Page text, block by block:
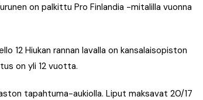
on palkittu Pro Finlandia -mitalilla vuonna
12 Hiukan rannan lavalla on kansalaisopiston
on yli 12 vuotta.
tapahtuma-aukiolla. Liput maksavat 20/17